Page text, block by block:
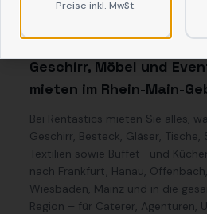
Geschirr, Möbel und
mieten im Rhein-Main-
Bei Rentastics mieten Sie alles,
Geschirr, Besteck, Gläser,
Textilien sowie Buffet- und
nach Frankfurt, Hanau,
Wiesbaden, Mainz und in die
Region – für Caterer, Agenturen,
Preise inkl. MwSt.